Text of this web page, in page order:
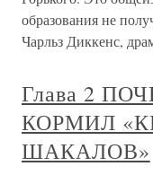
образования не
Чарльз Диккенс,
Глава 2
КОРМИЛ
ШАКАЛОВ»